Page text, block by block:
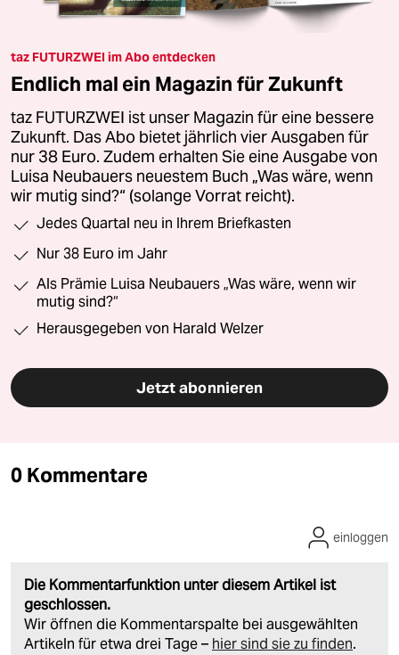
taz FUTURZWEI im Abo entdecken
Endlich mal ein Magazin für Zukunft
taz FUTURZWEI ist unser Magazin für eine bessere
Zukunft. Das Abo bietet jährlich vier Ausgaben für
nur 38 Euro. Zudem erhalten Sie eine Ausgabe von
Luisa Neubauers neuestem Buch „Was wäre, wenn
wir mutig sind?“ (solange Vorrat reicht).
Jedes Quartal neu in Ihrem Briefkasten
Nur 38 Euro im Jahr
Als Prämie Luisa Neubauers „Was wäre, wenn wir
mutig sind?“
Herausgegeben von Harald Welzer
Jetzt abonnieren
0 Kommentare
Die Kommentarfunktion unter diesem Artikel ist
geschlossen.
Wir öffnen die Kommentarspalte bei ausgewählten
Artikeln für etwa drei Tage – hier sind sie zu finden.
einloggen